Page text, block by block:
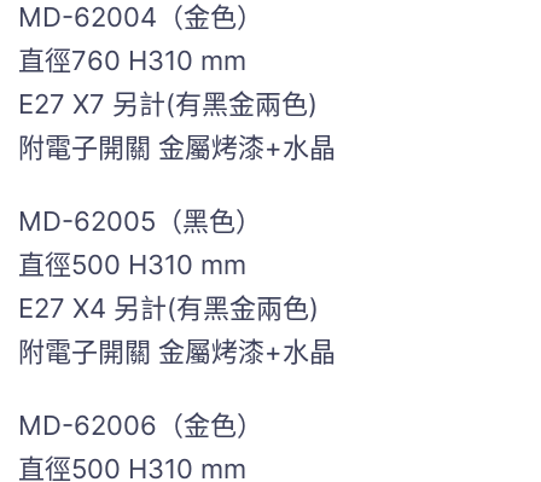
MD-62004（金色）
直徑760 H310 mm
E27 X7 另計(有黑金兩色)
附電子開關 金屬烤漆+水晶
MD-62005（黑色）
直徑500 H310 mm
E27 X4 另計(有黑金兩色)
附電子開關 金屬烤漆+水晶
MD-62006（金色）
直徑500 H310 mm